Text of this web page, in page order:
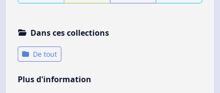
Dans ces collections
De tout
Plus d'information